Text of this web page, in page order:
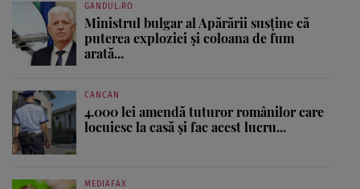
GANDUL.RO
Ministrul bulgar al Apărării susține că
puterea exploziei și coloana de fum
arată...
CANCAN
4.000 lei amendă tuturor românilor care
locuiesc la casă și fac acest lucru...
MEDIAFAX